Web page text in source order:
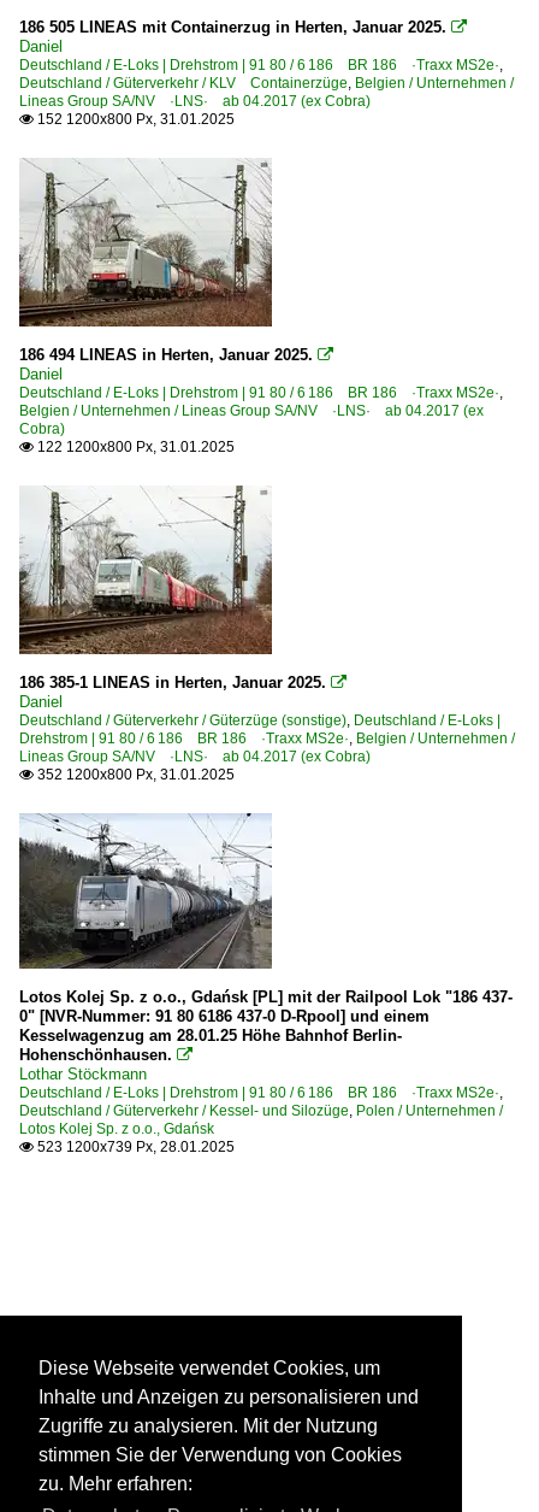
186 505 LINEAS mit Containerzug in Herten, Januar 2025. 
Daniel
Deutschland / E-Loks | Drehstrom | 91 80 / 6 186 BR 186 ·Traxx MS2e·,
Deutschland / Güterverkehr / KLV Containerzüge, Belgien / Unternehmen /
Lineas Group SA/NV ·LNS· ab 04.2017 (ex Cobra)
 152 1200x800 Px, 31.01.2025
186 494 LINEAS in Herten, Januar 2025. 
Daniel
Deutschland / E-Loks | Drehstrom | 91 80 / 6 186 BR 186 ·Traxx MS2e·,
Belgien / Unternehmen / Lineas Group SA/NV ·LNS· ab 04.2017 (ex
Cobra)
 122 1200x800 Px, 31.01.2025
186 385-1 LINEAS in Herten, Januar 2025. 
Daniel
Deutschland / Güterverkehr / Güterzüge (sonstige), Deutschland / E-Loks |
Drehstrom | 91 80 / 6 186 BR 186 ·Traxx MS2e·, Belgien / Unternehmen /
Lineas Group SA/NV ·LNS· ab 04.2017 (ex Cobra)
 352 1200x800 Px, 31.01.2025
Lotos Kolej Sp. z o.o., Gdańsk [PL] mit der Railpool Lok "186 437-
0" [NVR-Nummer: 91 80 6186 437-0 D-Rpool] und einem
Kesselwagenzug am 28.01.25 Höhe Bahnhof Berlin-
Hohenschönhausen. 
Lothar Stöckmann
Deutschland / E-Loks | Drehstrom | 91 80 / 6 186 BR 186 ·Traxx MS2e·,
Deutschland / Güterverkehr / Kessel- und Silozüge, Polen / Unternehmen /
Lotos Kolej Sp. z o.o., Gdańsk
 523 1200x739 Px, 28.01.2025
Diese Webseite verwendet Cookies, um
Inhalte und Anzeigen zu personalisieren und
Zugriffe zu analysieren. Mit der Nutzung
stimmen Sie der Verwendung von Cookies
zu. Mehr erfahren: